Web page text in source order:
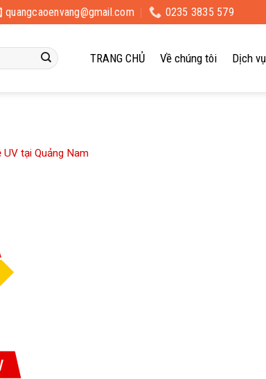
quangcaoenvang@gmail.com 0235 3835 579
TRANG CHỦ Về chúng tôi Dịch vụ
UV tại Quảng Nam